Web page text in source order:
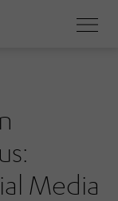
Media